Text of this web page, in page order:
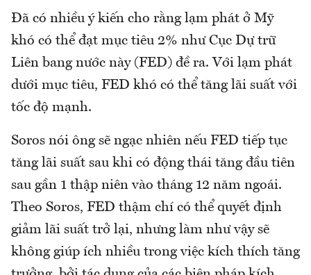
Đã có nhiều ý kiến cho rằng lạm phát ở Mỹ
khó có thể đạt mục tiêu 2% như Cục Dự trữ
Liên bang nước này (FED) đề ra. Với lạm phát
dưới mục tiêu, FED khó có thể tăng lãi suất với
tốc độ mạnh.
Soros nói ông sẽ ngạc nhiên nếu FED tiếp tục
tăng lãi suất sau khi có động thái tăng đầu tiên
sau gần 1 thập niên vào tháng 12 năm ngoái.
Theo Soros, FED thậm chí có thể quyết định
giảm lãi suất trở lại, nhưng làm như vậy sẽ
không giúp ích nhiều trong việc kích thích tăng